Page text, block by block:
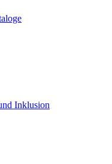
Inklusion